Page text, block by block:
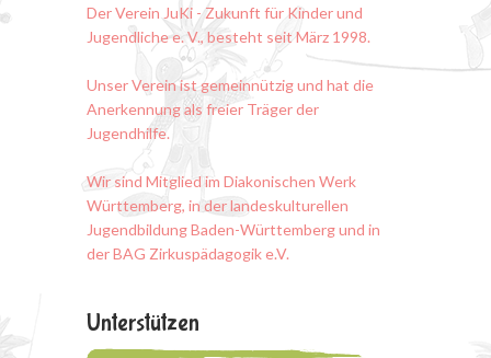
Der Verein JuKi - Zukunft für Kinder und
Jugendliche e. V., besteht seit März 1998.
Unser Verein ist gemeinnützig und hat die
Anerkennung als freier Träger der
Jugendhilfe.
Wir sind Mitglied im Diakonischen Werk
Württemberg, in der landeskulturellen
Jugendbildung Baden-Württemberg und in
der BAG Zirkuspädagogik e.V.
Unterstützen